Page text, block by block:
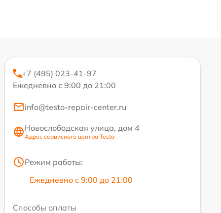
+7 (495) 023-41-97
Ежедневно с 9:00 до 21:00
info@testo-repair-center.ru
Новослободская улица, дом 4
Адрес сервисного центра Testo
Режим работы:
Ежедневно с 9:00 до 21:00
Способы оплаты